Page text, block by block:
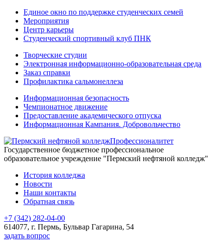
Единое окно по поддержке студенческих семей
Мероприятия
Центр карьеры
Студенческий спортивный клуб ПНК
Творческие студии
Электронная информационно-образовательная среда
Заказ справки
Профилактика сальмонеллеза
Информационная безопасность
Чемпионатное движение
Предоставление академического отпуска
Информационная Кампания. Добровольчество
Профессионалитет
Государственное бюджетное профессиональное
образовательное учреждение "Пермский нефтяной колледж"
История колледжа
Новости
Наши контакты
Обратная связь
+7 (342) 282-04-00
614077, г. Пермь, Бульвар Гагарина, 54
задать вопрос